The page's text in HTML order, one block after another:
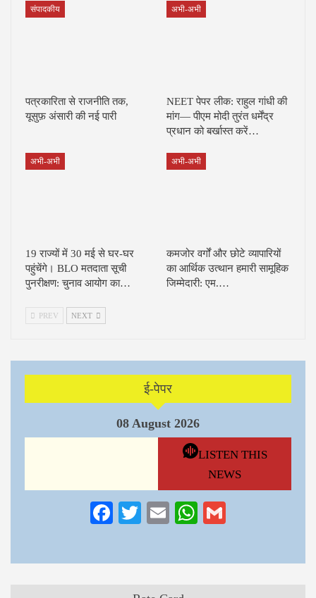
संपादकीय
पत्रकारिता से राजनीति तक,
यूसुफ़ अंसारी की नई पारी
अभी-अभी
NEET पेपर लीक: राहुल गांधी की
मांग— पीएम मोदी तुरंत धर्मेंद्र
प्रधान को बर्खास्त करें…
अभी-अभी
19 राज्यों में 30 मई से घर-घर
पहुंचेंगे। BLO मतदाता सूची
पुनरीक्षण: चुनाव आयोग का…
अभी-अभी
कमजोर वर्गों और छोटे व्यापारियों
का आर्थिक उत्थान हमारी सामूहिक
जिम्मेदारी: एम.…
PREV NEXT
ई-पेपर
08 August 2026
LISTEN THIS
NEWS
Facebook
TwitterEmailWhatsApp